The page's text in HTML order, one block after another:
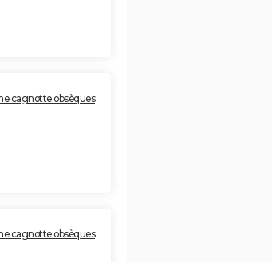
cagnotte obsèques
cagnotte obsèques